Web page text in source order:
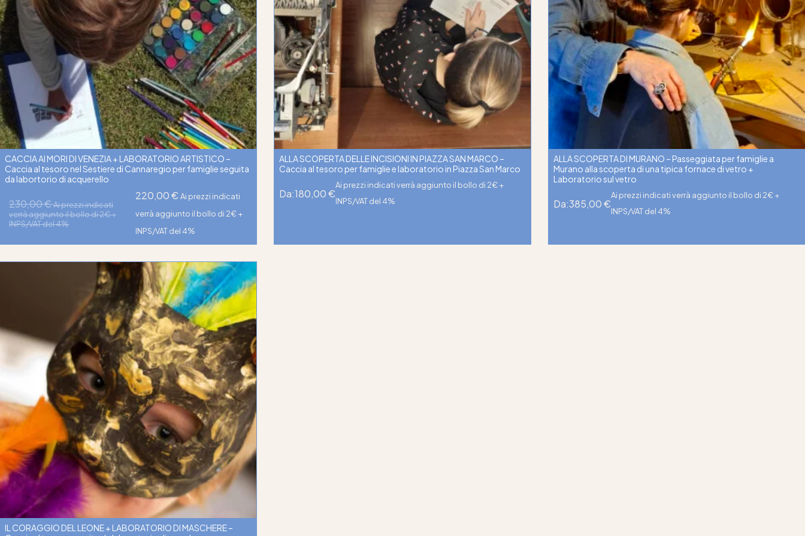
CACCIA AI MORI DI VENEZIA + LABORATORIO ARTISTICO –
Caccia al tesoro nel Sestiere di Cannaregio per famiglie seguita
da labortorio di acquerello
230,00€Ai prezzi indicati
verrà aggiunto il bollo di 2€ +
INPS/VAT del 4%
220,00€ Ai prezzi indicati
verrà aggiunto il bollo di 2€ +
INPS/VAT del 4%
ALLA SCOPERTA DELLE INCISIONI IN PIAZZA SAN MARCO –
Caccia al tesoro per famiglie e laboratorio in Piazza San Marco
Da:180,00€
Ai prezzi indicati verrà aggiunto il bollo di 2€ +
INPS/VAT del 4%
ALLA SCOPERTA DI MURANO – Passeggiata per famiglie a
Murano alla scoperta di una tipica fornace di vetro +
Laboratorio sul vetro
Da:385,00€
Ai prezzi indicati verrà aggiunto il bollo di 2€ +
INPS/VAT del 4%
IL CORAGGIO DEL LEONE + LABORATORIO DI MASCHERE –